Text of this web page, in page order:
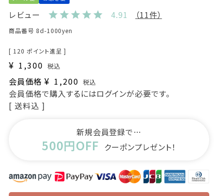
レビュー 4.91 （11件）
商品番号 8d-1000yen
[ 120 ポイント進呈 ]
¥ 1,300 税込
会員価格 ¥ 1,200 税込
会員価格で購入するにはログインが必要です。
送料込
新規会員登録で…
500円OFF クーポンプレゼント！